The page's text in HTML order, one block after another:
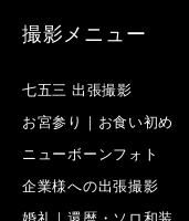
撮影メニュー
七五三 出張撮影
お宮参り｜お食い初め
ニューボーンフォト
企業様への出張撮影